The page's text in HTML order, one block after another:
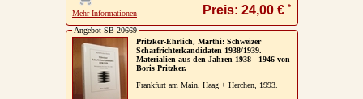
Widerrufsbelehrung
Geschäftsbedingungen
Datenschutzerklärung
Impressum / Kontakt
Mehr Informationen Preis: 24,00 € *
Angebot SB-20669
Pritzker-Ehrlich, Marthi: Schweizer
Scharfrichterkandidaten 1938/1939.
Materialien aus den Jahren 1938 - 1946 von
Boris Pritzker.
Frankfurt am Main, Haag + Herchen, 1993.